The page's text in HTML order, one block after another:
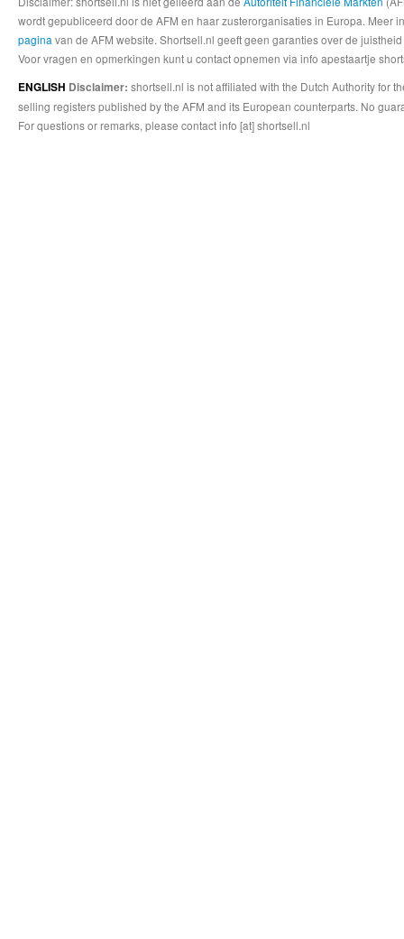
wordt gepubliceerd door de AFM en haar zusterorganisaties in Europa.
pagina van de AFM website. Shortsell.nl geeft geen garanties over de
Voor vragen en opmerkingen kunt u contact opnemen via info apestaartje
ENGLISH Disclaimer: shortsell.nl is not affiliated with the Dutch Authority for
selling registers published by the AFM and its European counterparts. No
For questions or remarks, please contact info [at] shortsell.nl